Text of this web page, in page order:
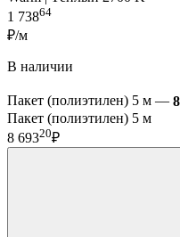
1 73864
₽/м
В наличии
Пакет (полиэтилен) 5 м —
Пакет (полиэтилен) 5 м
8 69320₽